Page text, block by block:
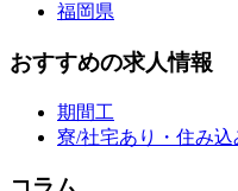
福岡県
おすすめの求人情報
期間工
寮/社宅あり・住み込